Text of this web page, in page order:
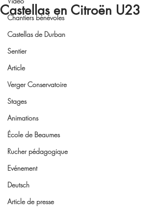
Chantiers bénévoles
Castellas de Durban
Sentier
Article
Verger Conservatoire
Stages
Animations
École de Beaumes
Rucher pédagogique
Evénement
Deutsch
Article de presse
Castellas en Citroën U23